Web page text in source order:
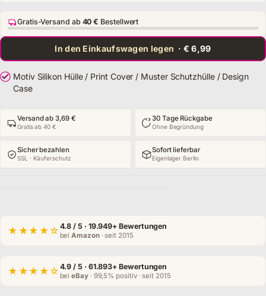
Gratis-Versand ab 40 € Bestellwert
In den Einkaufswagen legen · € 6,99
Motiv Silikon Hülle / Print Cover / Muster Schutzhülle / Design
Case
Versand ab 3,69 €
Gratis ab 40 €
30 Tage Rückgabe
Ohne Begründung
Sicher bezahlen
SSL · Käuferschutz
Sofort lieferbar
Eigenlager Berlin
★★★★☆ 4.8 / 5 · 19.949+ Bewertungen
beiAmazon· seit 2015
★★★★☆ 4.9 / 5 · 61.893+ Bewertungen
beieBay· 99,5% positiv · seit 2015